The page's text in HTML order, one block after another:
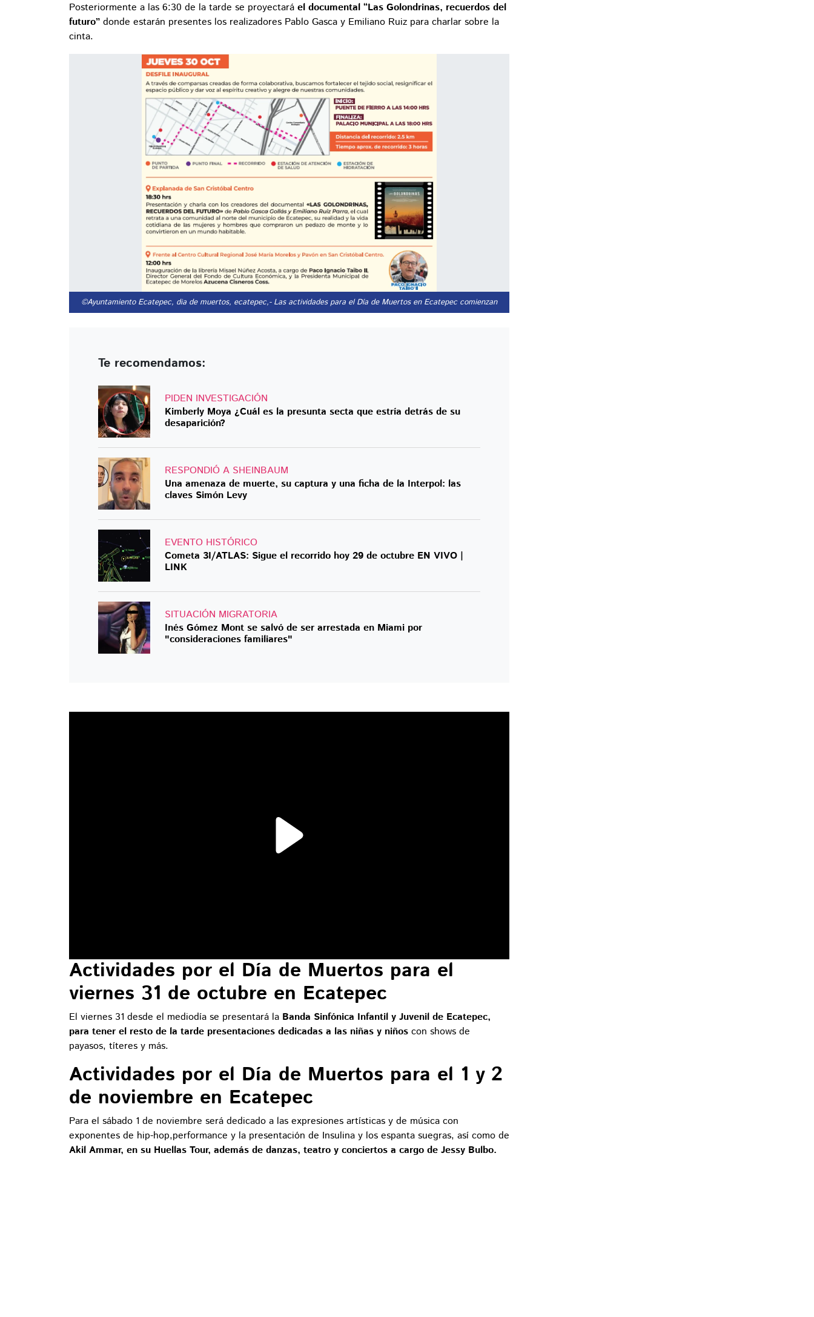
Posteriormente a las 6:30 de la tarde se proyectará el documental “Las Golondrinas, recuerdos del
futuro” donde estarán presentes los realizadores Pablo Gasca y Emiliano Ruiz para charlar sobre la
cinta.
©Ayuntamiento Ecatepec, dia de muertos, ecatepec,- Las actividades para el Día de Muertos en Ecatepec comienzan este jueves 30 de octubre.
Te recomendamos:
PIDEN INVESTIGACIÓN
Kimberly Moya ¿Cuál es la presunta secta que estría detrás de su
desaparición?
RESPONDIÓ A SHEINBAUM
Una amenaza de muerte, su captura y una ficha de la Interpol: las
claves Simón Levy
EVENTO HISTÓRICO
Cometa 3I/ATLAS: Sigue el recorrido hoy 29 de octubre EN VIVO |
LINK
SITUACIÓN MIGRATORIA
Inés Gómez Mont se salvó de ser arrestada en Miami por
"consideraciones familiares"
Actividades por el Día de Muertos para el
viernes 31 de octubre en Ecatepec
El viernes 31 desde el mediodía se presentará la Banda Sinfónica Infantil y Juvenil de Ecatepec,
para tener el resto de la tarde presentaciones dedicadas a las niñas y niños con shows de
payasos, títeres y más.
Actividades por el Día de Muertos para el 1 y 2
de noviembre en Ecatepec
Para el sábado 1 de noviembre será dedicado a las expresiones artísticas y de música con
exponentes de hip-hop,performance y la presentación de Insulina y los espanta suegras, así como de
Akil Ammar, en su Huellas Tour, además de danzas, teatro y conciertos a cargo de Jessy Bulbo.